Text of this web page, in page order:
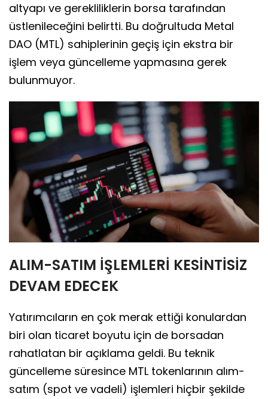
altyapı ve gerekliliklerin borsa tarafından
üstlenileceğini belirtti. Bu doğrultuda Metal
DAO (MTL) sahiplerinin geçiş için ekstra bir
işlem veya güncelleme yapmasına gerek
bulunmuyor.
ALIM-SATIM İŞLEMLERİ KESİNTİSİZ
DEVAM EDECEK
Yatırımcıların en çok merak ettiği konulardan
biri olan ticaret boyutu için de borsadan
rahatlatan bir açıklama geldi. Bu teknik
güncelleme süresince MTL tokenlarının alım-
satım (spot ve vadeli) işlemleri hiçbir şekilde